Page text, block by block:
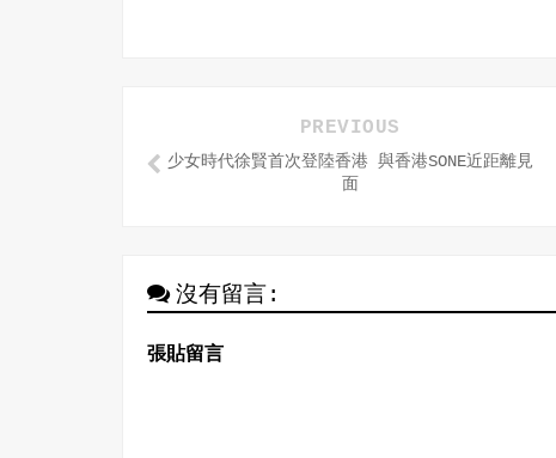
PREVIOUS
少女時代徐賢首次登陸香港 與香港SONE近距離見
面
沒有留言:
張貼留言